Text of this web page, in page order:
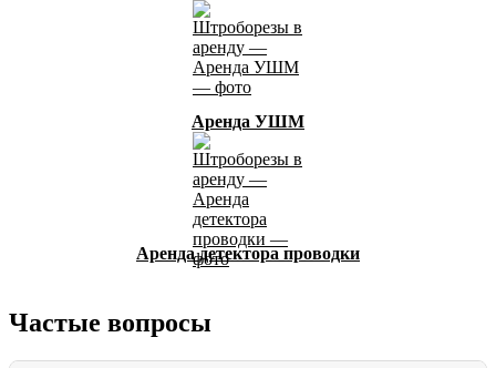
Аренда УШМ
Аренда детектора проводки
Частые вопросы